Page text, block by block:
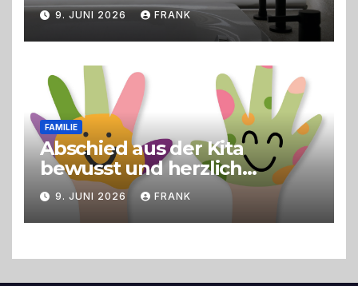
9. JUNI 2026 FRANK
FAMILIE
Abschied aus der Kita
bewusst und herzlich
gestalten
9. JUNI 2026 FRANK